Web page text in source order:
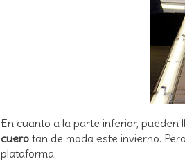
En cuanto a la parte inferior, pueden
cuero tan de moda este invierno.
plataforma.